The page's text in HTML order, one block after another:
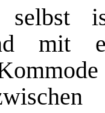
selbst
mit